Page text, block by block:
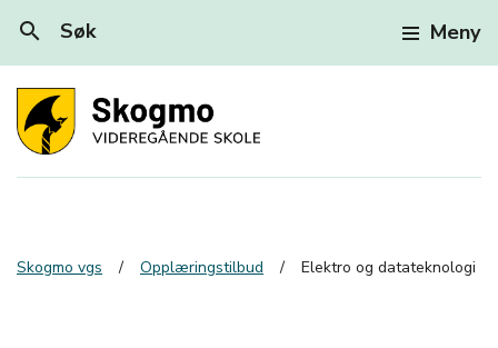
search Søk Meny
Skogmo vgs Opplæringstilbud Elektro og datateknologi